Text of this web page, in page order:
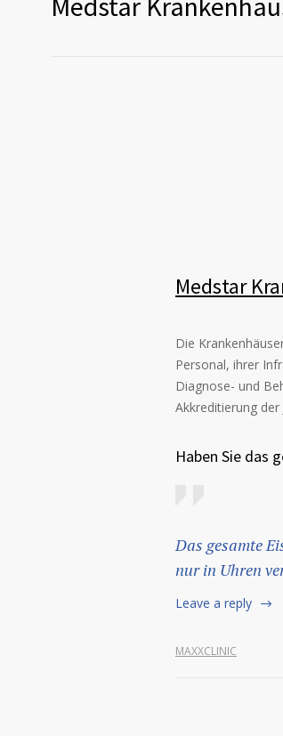
Medstar
Die
Personal, ihrer
Diagnose- und
Akkreditierung der
Haben Sie das
Das gesamte
nur in Uhren
Leave a reply
MAXXCLINIC